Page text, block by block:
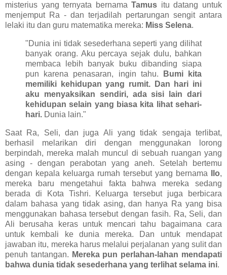
misterius yang ternyata bernamaTamus itu datang untuk
menjemput Ra - dan terjadilah pertarungan sengit antara
lelaki itu dan guru matematika mereka: Miss Selena.
"Dunia ini tidak sesederhana seperti yang dilihat
banyak orang. Aku percaya sejak dulu, bahkan
membaca lebih banyak buku dibanding siapa
pun karena penasaran, ingin tahu.
Bumi kita
memiliki kehidupan yang rumit. Dan hari ini
aku menyaksikan sendiri, ada sisi lain dari
kehidupan selain yang biasa kita lihat sehari-
hari. Dunia lain."
Saat Ra, Seli, dan juga Ali yang tidak sengaja terlibat,
berhasil melarikan diri dengan menggunakan lorong
berpindah, mereka malah muncul di sebuah ruangan yang
asing - dengan perabotan yang aneh. Setelah bertemu
dengan kepala keluarga rumah tersebut yang bernama
Ilo,
mereka baru mengetahui fakta bahwa mereka sedang
berada di Kota Tishri. Keluarga tersebut juga berbicara
dalam bahasa yang tidak asing, dan hanya Ra yang bisa
menggunakan bahasa tersebut dengan fasih. Ra, Seli, dan
Ali berusaha keras untuk mencari tahu bagaimana cara
untuk kembali ke dunia mereka. Dan untuk mendapat
jawaban itu, mereka harus melalui perjalanan yang sulit dan
penuh tantangan. Mereka pun perlahan-lahan mendapati
bahwa dunia tidak sesederhana yang terlihat selama ini.